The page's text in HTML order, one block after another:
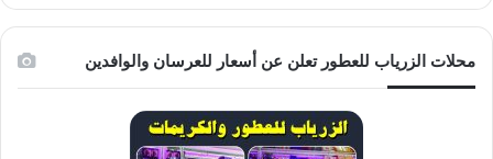
محلات الزرياب للعطور تعلن عن أسعار للعرسان والوافدين